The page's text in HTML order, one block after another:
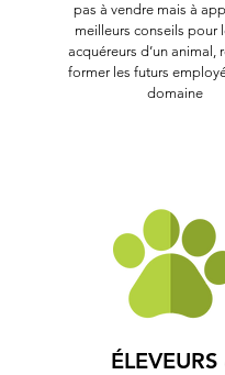
pas à vendre mais à
meilleurs conseils pour
acquéreurs d’un animal,
former les futurs
domaine